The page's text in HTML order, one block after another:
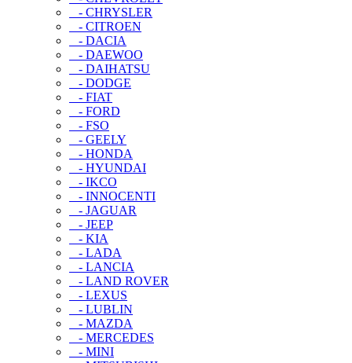
- CHRYSLER
- CITROEN
- DACIA
- DAEWOO
- DAIHATSU
- DODGE
- FIAT
- FORD
- FSO
- GEELY
- HONDA
- HYUNDAI
- IKCO
- INNOCENTI
- JAGUAR
- JEEP
- KIA
- LADA
- LANCIA
- LAND ROVER
- LEXUS
- LUBLIN
- MAZDA
- MERCEDES
- MINI